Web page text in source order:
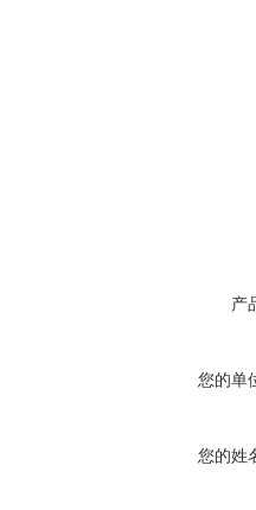
产
您的单
您的姓